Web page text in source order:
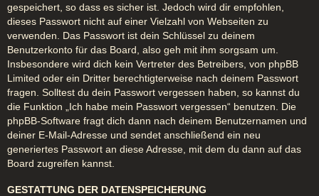
gespeichert, so dass es sicher ist. Jedoch wird dir empfohlen,
dieses Passwort nicht auf einer Vielzahl von Webseiten zu
verwenden. Das Passwort ist dein Schlüssel zu deinem
Benutzerkonto für das Board, also geh mit ihm sorgsam um.
Insbesondere wird dich kein Vertreter des Betreibers, von phpBB
Limited oder ein Dritter berechtigterweise nach deinem Passwort
fragen. Solltest du dein Passwort vergessen haben, so kannst du
die Funktion „Ich habe mein Passwort vergessen“ benutzen. Die
phpBB-Software fragt dich dann nach deinem Benutzernamen und
deiner E-Mail-Adresse und sendet anschließend ein neu
generiertes Passwort an diese Adresse, mit dem du dann auf das
Board zugreifen kannst.
GESTATTUNG DER DATENSPEICHERUNG